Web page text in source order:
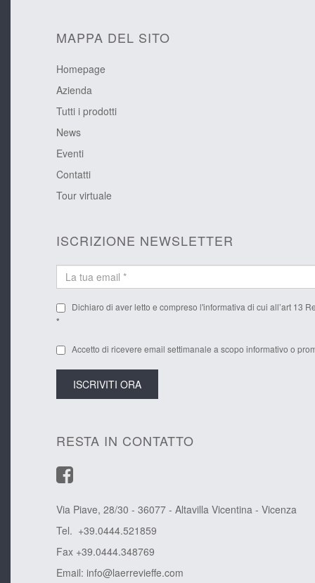
MAPPA DEL SITO
Homepage
Azienda
Tutti i prodotti
News
Eventi
Contatti
Tour virtuale
ISCRIZIONE NEWSLETTER
Dichiaro di aver letto e compreso l'informativa di cui all’art 13
*
Accetto di ricevere email settimanale a scopo informativo o
RESTA IN CONTATTO
Via Piave, 28/30 - 36077 - Altavilla Vicentina - Vicenza
Tel. +39.0444.521859
Fax +39.0444.348769
Email: info@laerrevieffe.com